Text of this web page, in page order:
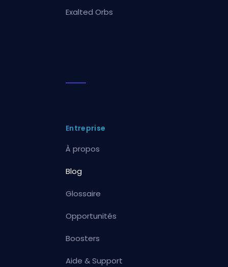
Exalted Orbs
Entreprise
À propos
Blog
Glossaire
Opportunités
Boosters
Aide & Support